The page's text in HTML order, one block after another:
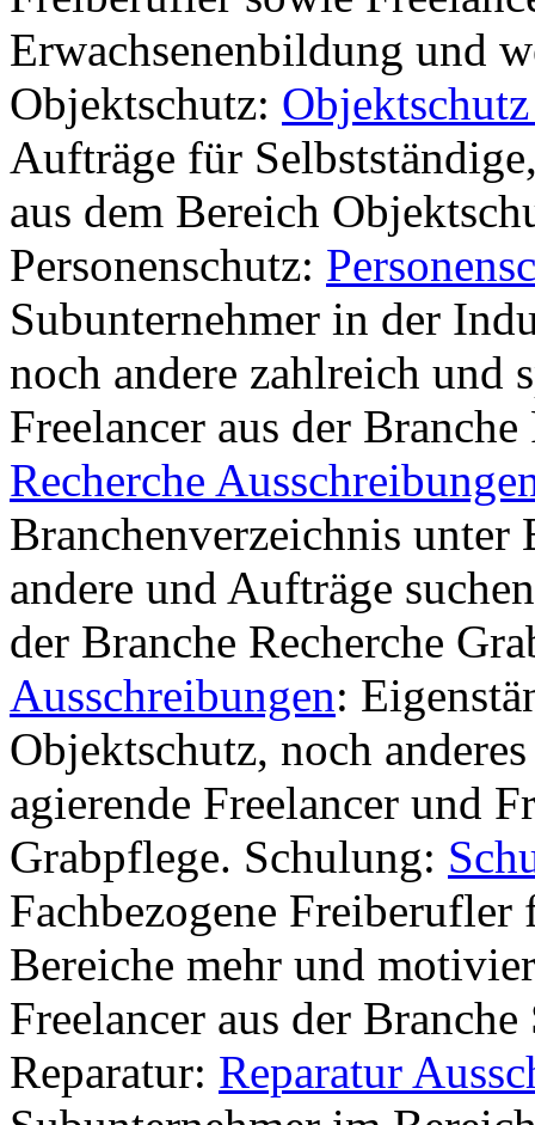
Erwachsenenbildung und
Objektschutz:
Aufträge für
aus dem Bereich
Personenschutz:
Subunternehmer in der
noch andere zahlreich und
Freelancer aus der
Recherche
Branchenverzeichnis
andere und Aufträge
der Branche Recherche
Ausschreibungen:
Objektschutz, noch
agierende Freelancer und
Grabpflege. Schulung:
Fachbezogene Freiberufler
Bereiche mehr und
Freelancer aus der
Reparatur: Reparatur